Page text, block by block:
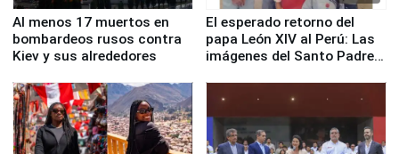
Al menos 17 muertos en
bombardeos rusos contra
Kiev y sus alrededores
El esperado retorno del
papa León XIV al Perú: Las
imágenes del Santo Padre